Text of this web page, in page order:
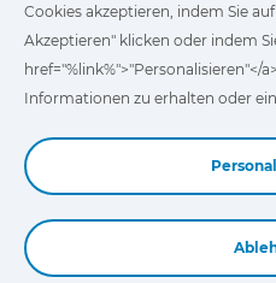
Diese Website verwendet
Drittanbietern, um die
Website zu verbessern und
Sie können auf
Cookies akzeptieren, indem Sie
Akzeptieren" klicken oder indem
href="%link%">"Personalisieren"</
Informationen zu erhalten oder